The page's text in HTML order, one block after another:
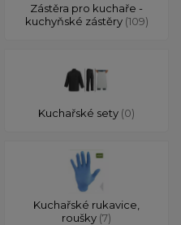
Zástěra pro kuchaře -
kuchyňské zástěry (109)
Kuchařské sety (0)
Kuchařské rukavice,
roušky (7)